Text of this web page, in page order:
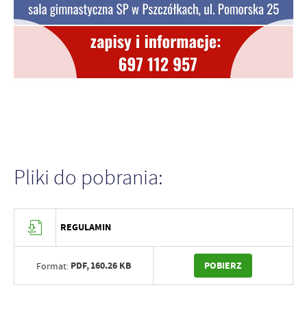
Pliki do pobrania:
REGULAMIN
Format: PDF,160.26 KB POBIERZ